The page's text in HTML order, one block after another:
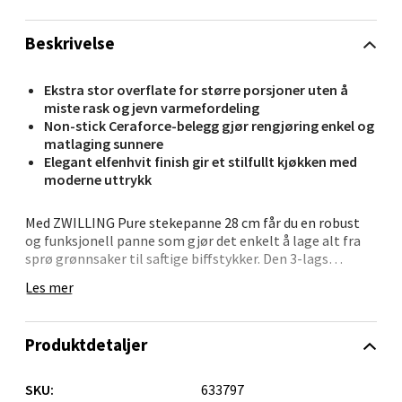
Beskrivelse
Ekstra stor overflate for større porsjoner uten å
miste rask og jevn varmefordeling
Non-stick Ceraforce‑belegg gjør rengjøring enkel og
matlaging sunnere
Elegant elfenhvit finish gir et stilfullt kjøkken med
moderne uttrykk
Med ZWILLING Pure stekepanne 28 cm får du en robust
og funksjonell panne som gjør det enkelt å lage alt fra
sprø grønnsaker til saftige biffstykker. Den 3-lags
flaten, og den store størrelsen passer perfekt til
Pannen er utstyrt med Ceraforce keramisk non-stick-
holder seg ren uten mye innsats. Det ergonomiske
Les mer
Produktdetaljer
SKU: 633797
Oppdal - Aunasenteret
Aunasenteret, Sunndalsvegen 3, 7340 Oppdal
Åpent i dag 10-19
0 i butikk
Velg
Orkanger - Thon Senter Orkanger
Orkanger